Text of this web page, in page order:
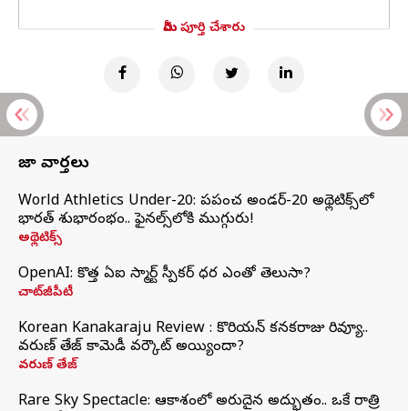
మీరు పూర్తి చేశారు
తాజా వార్తలు
World Athletics Under-20: ప్రపంచ అండర్-20 అథ్లెటిక్స్‌లో
భారత్‌ శుభారంభం.. ఫైనల్స్‌లోకి ముగ్గురు!
అథ్లెటిక్స్
OpenAI: కొత్త ఏఐ స్మార్ట్ స్పీకర్ ధర ఎంతో తెలుసా?
చాట్‌జీపీటీ
Korean Kanakaraju Review : కొరియన్ కనకరాజు రివ్యూ..
వరుణ్ తేజ్ కామెడీ వర్కౌట్ అయ్యిందా?
వరుణ్ తేజ్
Rare Sky Spectacle: ఆకాశంలో అరుదైన అద్భుతం.. ఒకే రాత్రి